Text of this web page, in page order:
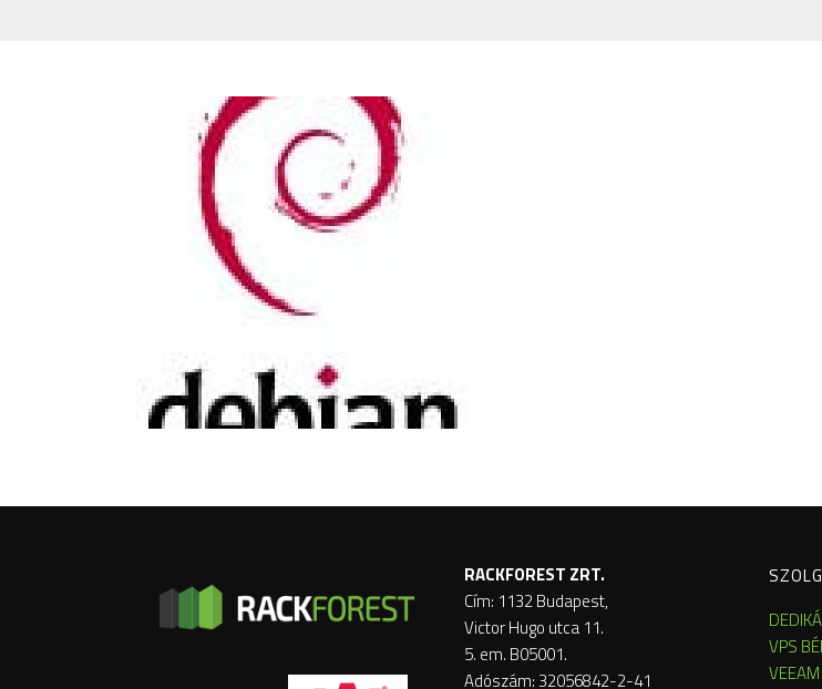
RACKFOREST ZRT.
Cím: 1132 Budapest,
Victor Hugo utca 11.
5. em. B05001.
Adószám: 32056842-2-41
VPS